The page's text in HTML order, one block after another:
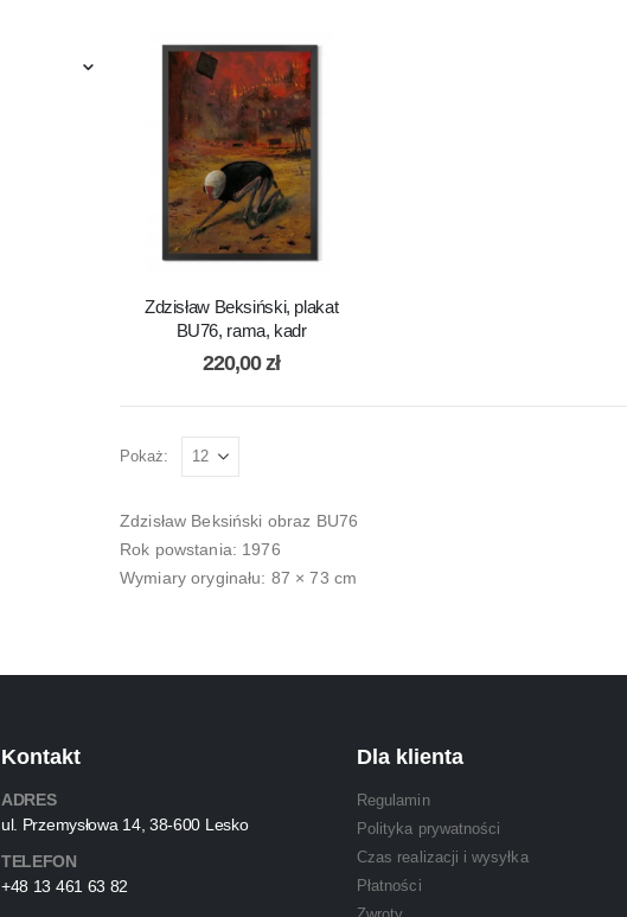
Zdzisław Beksiński, plakat
BU76, rama, kadr
220,00zł
Pokaż:
Zdzisław Beksiński obraz BU76
Rok powstania: 1976
Wymiary oryginału: 87 × 73 cm
Kontakt
ADRES
ul. Przemysłowa 14, 38-600 Lesko
TELEFON
+48 13 461 63 82
Dla klienta
Regulamin
Polityka prywatności
Czas realizacji i wysyłka
Płatności